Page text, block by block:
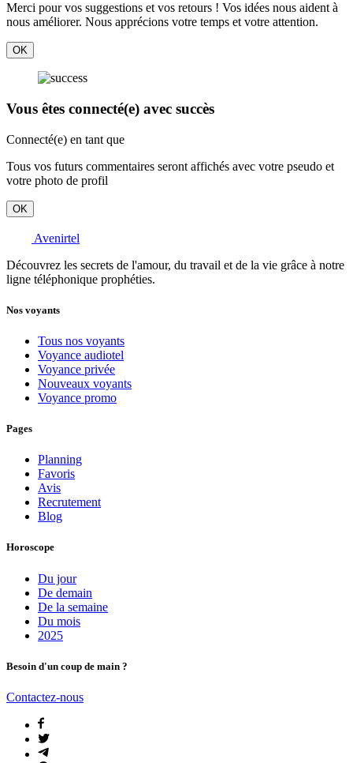
Merci pour vos suggestions et vos retours ! Vos idées nous aident à
nous améliorer. Nous apprécions votre temps et votre attention.
OK
Vous êtes connecté(e) avec succès
Connecté(e) en tant que
Tous vos futurs commentaires seront affichés avec votre pseudo et
votre photo de profil
OK
Avenirtel
Découvrez les secrets de l'amour, du travail et de la vie grâce à notre
ligne téléphonique prophéties.
Nos voyants
Tous nos voyants
Voyance audiotel
Voyance privée
Nouveaux voyants
Voyance promo
Pages
Planning
Favoris
Avis
Recrutement
Blog
Horoscope
Du jour
De demain
De la semaine
Du mois
2025
Besoin d'un coup de main ?
Contactez-nous